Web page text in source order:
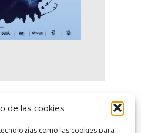
de las cookies
como las cookies para